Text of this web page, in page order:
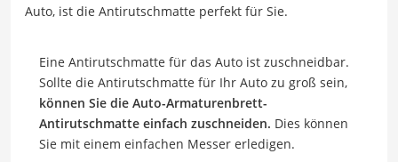
Auto, ist die Antirutschmatte perfekt für Sie.
Eine Antirutschmatte für das Auto ist zuschneidbar.
Sollte die Antirutschmatte für Ihr Auto zu groß sein,
können Sie die Auto-Armaturenbrett-
Antirutschmatte einfach zuschneiden. Dies können
Sie mit einem einfachen Messer erledigen.